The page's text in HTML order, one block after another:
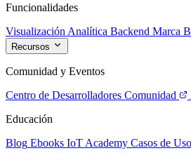
Funcionalidades
Visualización Analítica Backend Marca
Recursos
Comunidad y Eventos
Centro de Desarrolladores Comunidad
Educación
Blog Ebooks IoT Academy Casos de Uso